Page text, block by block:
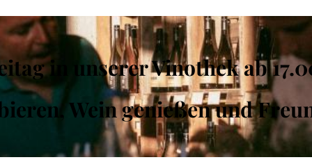
in unserer Vinothek ab
Wein genießen und